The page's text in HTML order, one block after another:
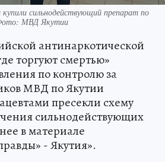
сильнодействующий препарат по
МВД Якутии
антинаркотической
торгуют смертью»
по контролю за
МВД по Якутии
пресекли схему
сильнодействующих
в материале
- Якутия».